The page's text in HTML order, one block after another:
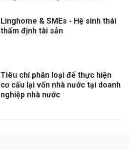
Linghome & SMEs - Hệ sinh thái
thẩm định tài sản
Tiêu chí phân loại để thực hiện
cơ cấu lại vốn nhà nước tại doanh
nghiệp nhà nước